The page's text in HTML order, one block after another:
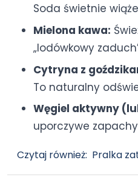
Soda świetnie
Mielona kawa:
„lodówkowy
Cytryna z
To naturalny
Węgiel aktywny
uporczywe
Czytaj również: Pralka